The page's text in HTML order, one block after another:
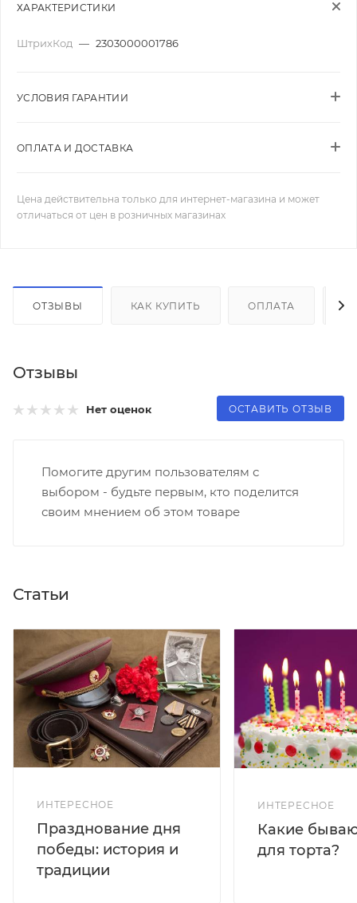
ХАРАКТЕРИСТИКИ
ШтрихКод — 2303000001786
УСЛОВИЯ ГАРАНТИИ
ОПЛАТА И ДОСТАВКА
Цена действительна только для интернет-магазина и может
отличаться от цен в розничных магазинах
ОТЗЫВЫ КАК КУПИТЬ ОПЛАТА
Отзывы
Нет оценок ОСТАВИТЬ ОТЗЫВ
Помогите другим пользователям с
выбором - будьте первым, кто поделится
своим мнением об этом товаре
Статьи
ИНТЕРЕСНОЕ
Празднование дня
победы: история и
традиции
ИНТЕРЕСНОЕ
Какие
для торта?